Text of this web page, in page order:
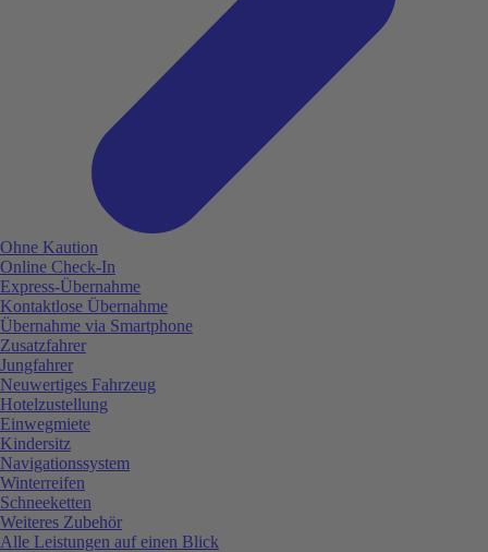
Ohne Kaution
Online Check-In
Express-Übernahme
Kontaktlose Übernahme
Übernahme via Smartphone
Zusatzfahrer
Jungfahrer
Neuwertiges Fahrzeug
Hotelzustellung
Einwegmiete
Kindersitz
Navigationssystem
Winterreifen
Schneeketten
Weiteres Zubehör
Alle Leistungen auf einen Blick